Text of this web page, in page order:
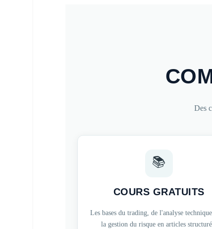
Des
📚
COURS GRATUITS
Les bases du trading, de l'analyse
la gestion du risque en articles